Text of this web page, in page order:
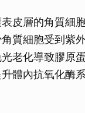
皮層的角質細
質細胞受到紫
老化導致膠原
體內抗氧化酶